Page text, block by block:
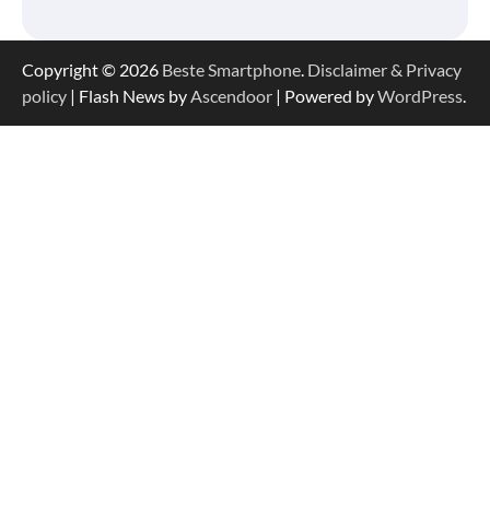
Copyright © 2026 Beste Smartphone. Disclaimer & Privacy
policy | Flash News byAscendoor | Powered byWordPress.